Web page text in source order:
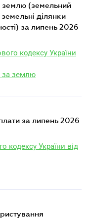
землю (земельний
ділянки
за липень 2026
кодексу України
за землю
за липень 2026
кодексу України від